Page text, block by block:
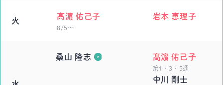
火
髙濵 佑己子
8/5～
岩本 恵理子
桑山 隆志 髙濵 佑己子
第1・3・5週
中川 剛士